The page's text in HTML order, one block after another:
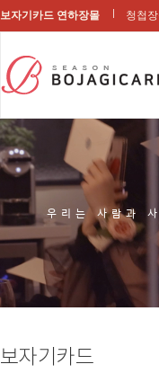
보자기카드 연하장몰 청첩
우리는 사람과
보자기카드